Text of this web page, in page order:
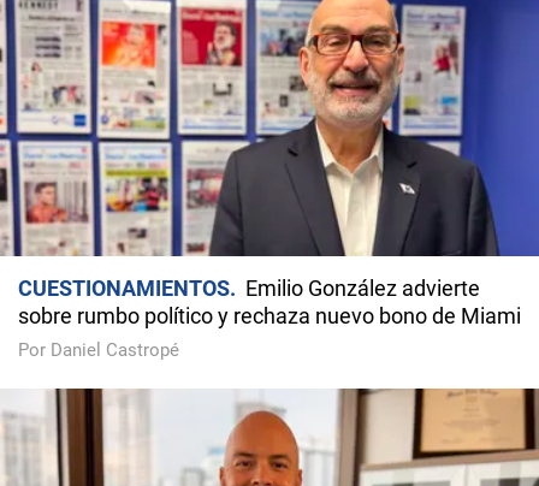
CUESTIONAMIENTOS
Emilio González advierte
sobre rumbo político y rechaza nuevo bono de Miami
Por Daniel Castropé